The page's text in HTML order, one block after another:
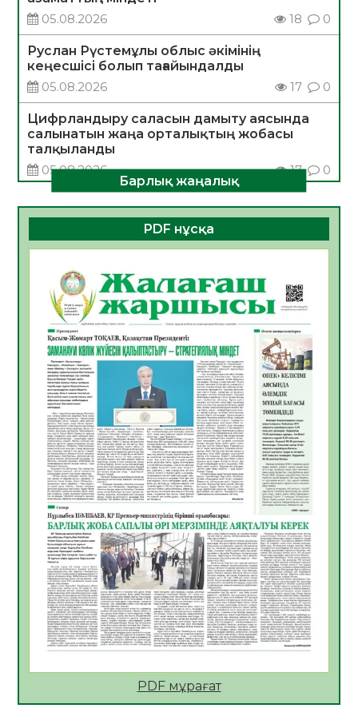
05.08.2026
18 0
Руслан Рүстемұлы облыс әкімінің
кеңесшісі болып тағайындалды
05.08.2026
17 0
Цифрландыру саласын дамыту аясында
салынатын жаңа орталықтың жобасы
талқыланды
05.08.2026
17 0
құралдарының таныстырылымы өтті
05.08.2026
18 0
Қазақстандықтардың 72,3%-ы жаңа
Құрылтай үшін дауыс беруге дайын
05.08.2026
19
ӘРБІР ДАУЫС – ҚОҒАМ ДАМУЫНА
ҚОСЫЛҒАН ҮЛЕС
05.08.2026
26
ҚҰРЫЛТАЙ САЙЛАУЫ – БІРЛІК ПЕН
ЖАУАПКЕРШІЛІККЕ БАСТАЙТЫН ҚАДАМ
05.08.2026
24
Мектептен – Ұлттық ұлан сапына
04.08.2026
34
Үкіметтік емес ұйымдарға арналған
сыйлықақы конкурсына өтінім қабылдау
басталды
04.08.2026
38
Үкіметте Президенттің отандық тауарды
қолдау жөніндегі тапсырмаларының
жүзеге асырылу барысы қаралуда
Жазғы лагерьде оқушылармен
профилактикалық кездесу өтті
Барлық жаңалық
PDF нұсқа
PDF мұрағат